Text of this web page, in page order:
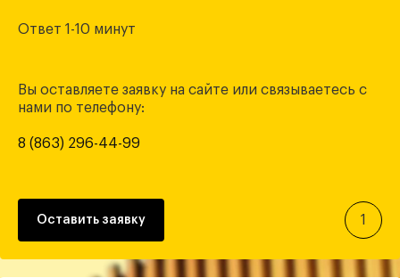
Ответ 1-10 минут
Вы оставляете заявку на сайте или связываетесь с
нами по телефону:
8 (863) 296-44-99
Оставить заявку 1